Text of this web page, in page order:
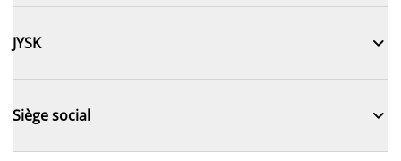
JYSK 
Siège social 